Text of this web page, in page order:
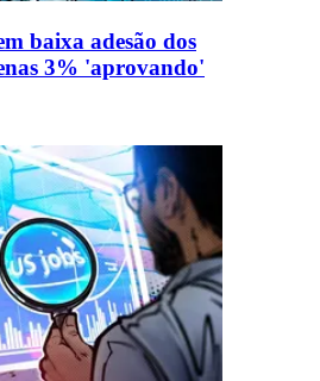
baixa adesão dos
3% 'aprovando'